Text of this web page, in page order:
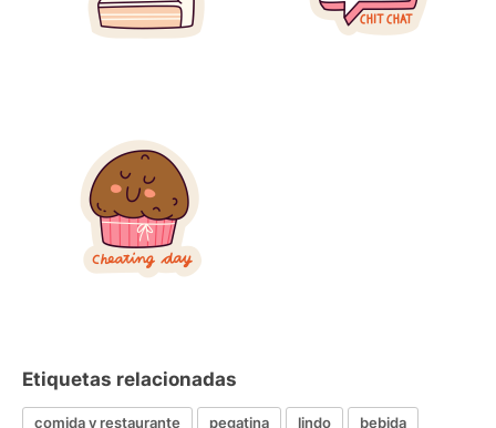
Etiquetas relacionadas
comida y restaurante pegatina lindo bebida